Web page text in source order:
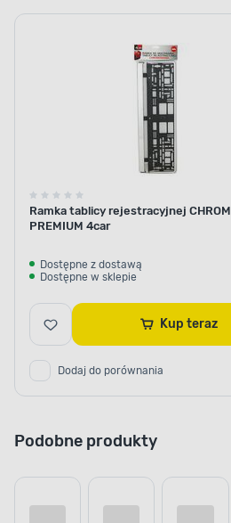
tablicy
rejestracyjnej
Ramka tablicy rejestracyjnej CHROM
PREMIUM 4car
Dostępne z dostawą
Dostępne w sklepie
Kup teraz
Dodaj do porównania
Podobne produkty